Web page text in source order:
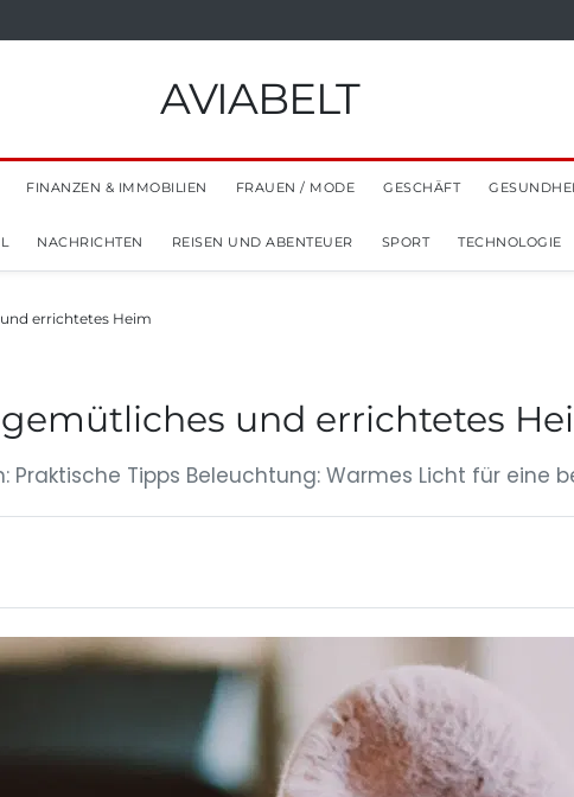
AVIABELT
FINANZEN & IMMOBILIEN FRAUEN / MODE GESCHÄFT
NACHRICHTEN REISEN UND ABENTEUER SPORT TECHNOLOGIE
errichtetes Heim
und errichtetes
Praktische Tipps Beleuchtung: Warmes Licht für